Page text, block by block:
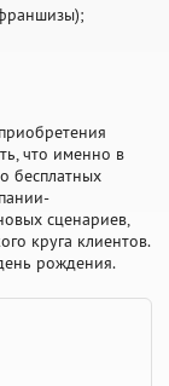
что именно в
бесплатных
сценариев,
круга клиентов.
рождения.